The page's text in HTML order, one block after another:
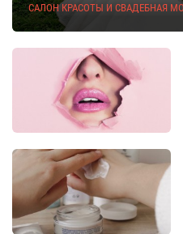
САЛОН КРАСОТЫ И СВАДЕБНАЯ